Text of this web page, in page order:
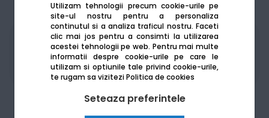
Utilizam tehnologii precum cookie-urile pe
site-ul nostru pentru a personaliza
continutul si a analiza traficul nostru. Faceti
clic mai jos pentru a consimti la utilizarea
acestei tehnologii pe web. Pentru mai multe
informatii despre cookie-urile pe care le
utilizam si optiunile tale privind cookie-urile,
te rugam sa viziteziPolitica de cookies
Seteaza preferintele
Produsele sunt disponibile pe platforma de
achizitii publice SEAP/SICAP